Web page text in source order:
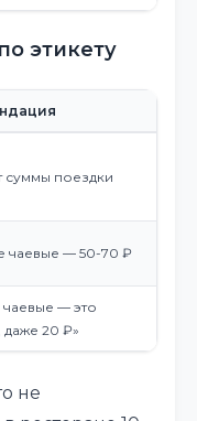
этикету
суммы поездки
чаевые — 50-70 ₽
— это
даже 20 ₽»
не